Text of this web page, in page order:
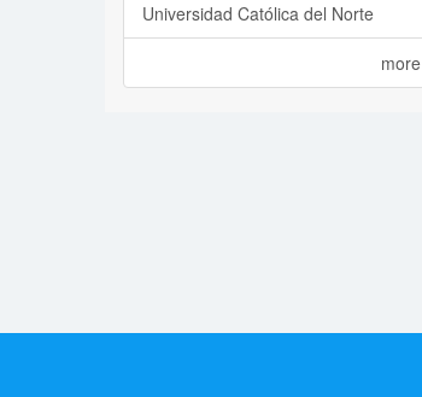
Universidad Católica del Norte
more